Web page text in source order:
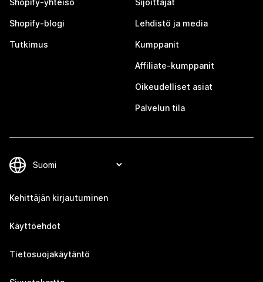
Shopify-yhteisö
Shopify-blogi
Tutkimus
Sijoittajat
Lehdistö ja media
Kumppanit
Affiliate-kumppanit
Oikeudelliset asiat
Palvelun tila
Kehittäjän kirjautuminen
Käyttöehdot
Tietosuojakäytäntö